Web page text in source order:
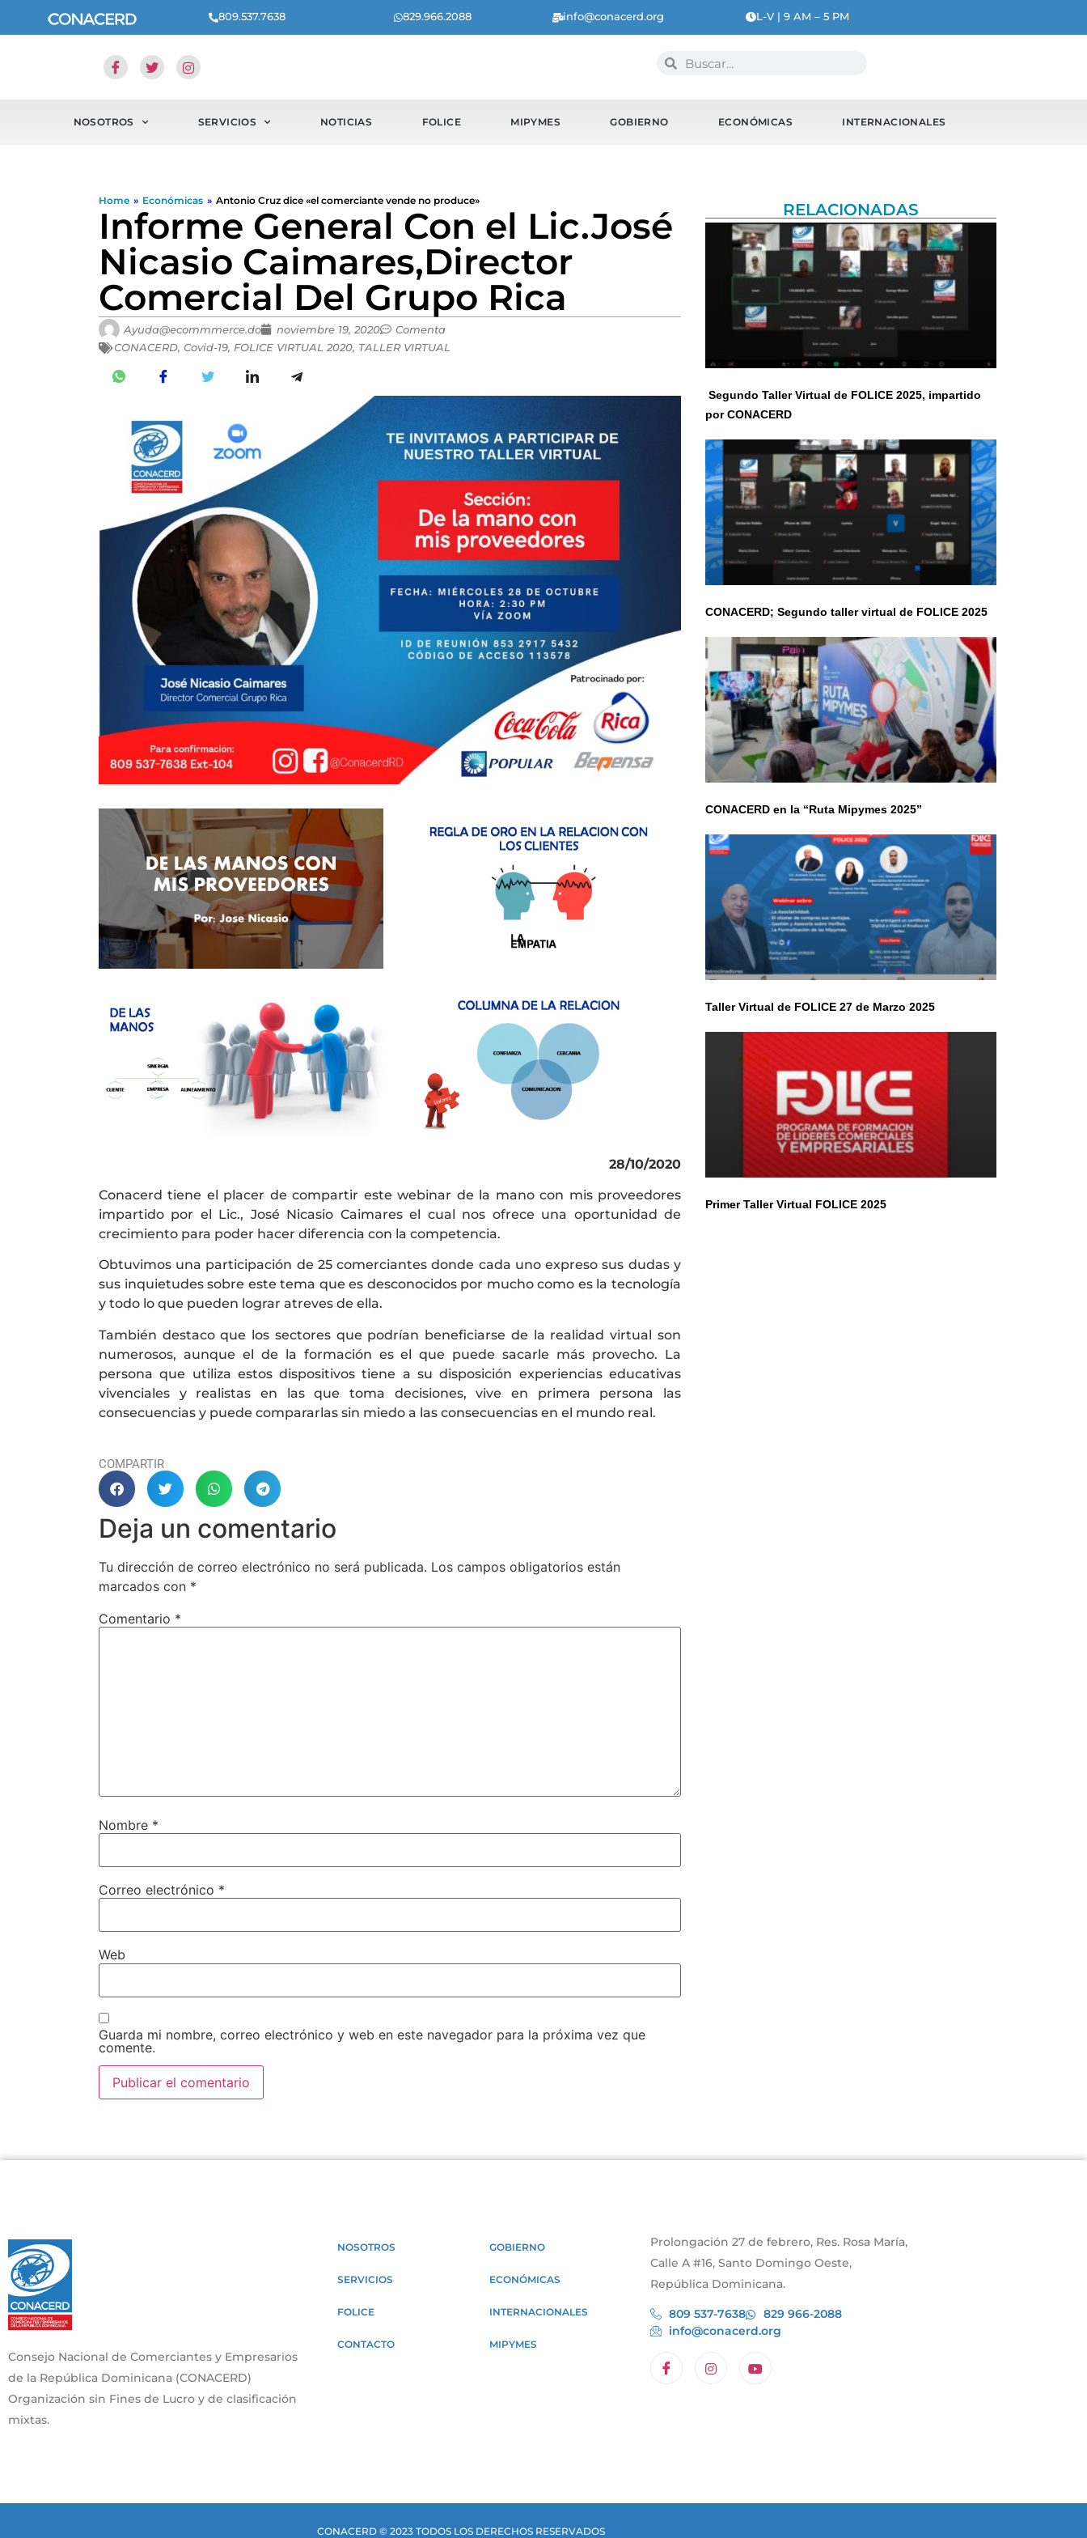
809.537.7638 829.966.2088 info@conacerd.org L-V | 9 AM – 5 PM
NOSOTROS SERVICIOS NOTICIAS FOLICE MIPYMES GOBIERNO ECONÓMICAS INTERNACIONALES
Home » Económicas » Antonio Cruz dice «el comerciante vende no produce»
Informe General Con el Lic.José
Nicasio Caimares,Director
Comercial Del Grupo Rica
Ayuda@ecommmerce.do noviembre 19, 2020
Comenta
CONACERD, Covid-19, FOLICE VIRTUAL 2020, TALLER VIRTUAL
28/10/2020
Conacerd tiene el placer de compartir este webinar de la mano con mis proveedores
impartido por el Lic., José Nicasio Caimares el cual nos ofrece una oportunidad de
crecimiento para poder hacer diferencia con la competencia.
Obtuvimos una participación de 25 comerciantes donde cada uno expreso sus dudas y
sus inquietudes sobre este tema que es desconocidos por mucho como es la tecnología
y todo lo que pueden lograr atreves de ella.
También destaco que los sectores que podrían beneficiarse de la realidad virtual son
numerosos, aunque el de la formación es el que puede sacarle más provecho. La
persona que utiliza estos dispositivos tiene a su disposición experiencias educativas
vivenciales y realistas en las que toma decisiones, vive en primera persona las
consecuencias y puede compararlas sin miedo a las consecuencias en el mundo real.
COMPARTIR
Deja un comentario
Tu dirección de correo electrónico no será publicada. Los campos obligatorios están
marcados con *
Comentario *
Nombre *
Correo electrónico *
Web
Guarda mi nombre, correo electrónico y web en este navegador para la próxima vez que
comente.
RELACIONADAS
Segundo Taller Virtual de FOLICE 2025, impartido
por CONACERD
CONACERD; Segundo taller virtual de FOLICE 2025
CONACERD en la “Ruta Mipymes 2025”
Taller Virtual de FOLICE 27 de Marzo 2025
Primer Taller Virtual FOLICE 2025
Consejo Nacional de Comerciantes y Empresarios
de la República Dominicana (CONACERD)
Organización sin Fines de Lucro y de clasificación
mixtas.
NOSOTROS
SERVICIOS
FOLICE
CONTACTO
GOBIERNO
ECONÓMICAS
INTERNACIONALES
MIPYMES
Prolongación 27 de febrero, Res. Rosa María,
Calle A #16, Santo Domingo Oeste,
República Dominicana.
809 537-7638
829 966-2088
info@conacerd.org
CONACERD © 2023 TODOS LOS DERECHOS RESERVADOS